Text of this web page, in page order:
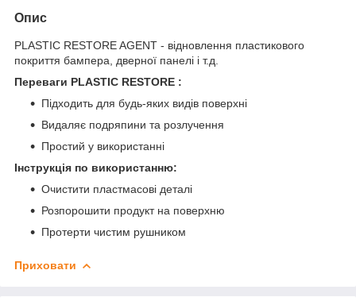
Опис
PLASTIC RESTORE AGENT - відновлення пластикового
покриття бампера, дверної панелі і т.д.
Переваги PLASTIC RESTORE :
Підходить для будь-яких видів поверхні
Видаляє подряпини та розлучення
Простий у використанні
Інструкція по використанню:
Очистити пластмасові деталі
Розпорошити продукт на поверхню
Протерти чистим рушником
Приховати